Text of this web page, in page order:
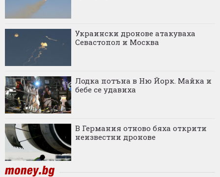
Украински дронове атакуваха
Севастопол и Москва
Лодка потъна в Ню Йорк. Майка и
бебе се удавиха
В Германия отново бяха открити
неизвестни дронове